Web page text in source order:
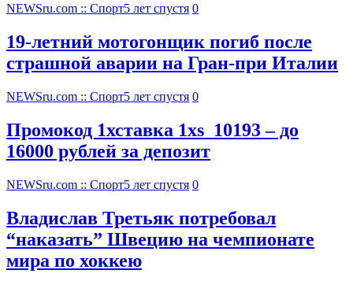
NEWSru.com :: Спорт5 лет спустя 0
19-летний мотогонщик погиб после
страшной аварии на Гран-при Италии
NEWSru.com :: Спорт5 лет спустя 0
Промокод 1хставка 1xs_10193 – до
16000 рублей за депозит
NEWSru.com :: Спорт5 лет спустя 0
Владислав Третьяк потребовал
“наказать” Швецию на чемпионате
мира по хоккею